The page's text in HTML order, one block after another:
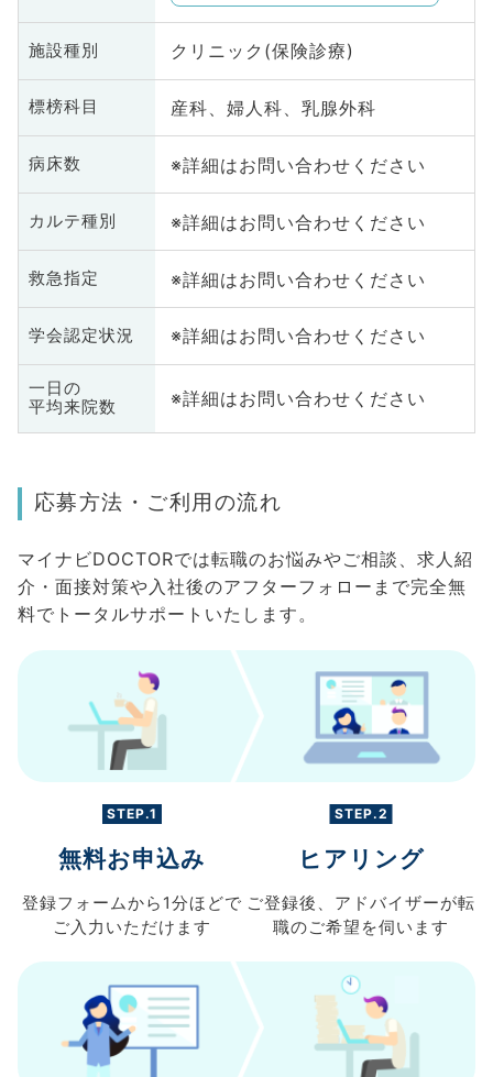
施設種別 クリニック(保険診療)
標榜科目 産科、婦人科、乳腺外科
病床数 ※詳細はお問い合わせください
カルテ種別 ※詳細はお問い合わせください
救急指定 ※詳細はお問い合わせください
学会認定状況 ※詳細はお問い合わせください
一日の
平均来院数
※詳細はお問い合わせください
応募方法・ご利用の流れ
マイナビDOCTORでは転職のお悩みやご相談、求人紹
介・面接対策や入社後のアフターフォローまで完全無
料でトータルサポートいたします。
STEP.1
無料お申込み
登録フォームから 1分ほどで
ご入力 いただけます
STEP.2
ヒアリング
ご登録後、 アドバイザーが転
職のご希望を伺います